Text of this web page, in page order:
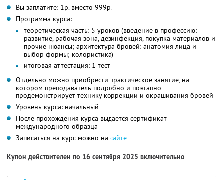
Вы заплатите: 1р. вместо 999р.
Программа курса:
теоретическая часть: 5 уроков (введение в профессию:
развитие, рабочая зона, дезинфекция, покупка материалов и
прочие нюансы; архитектура бровей: анатомия лица и
выбор формы; колористика)
итоговая аттестация: 1 тест
Отдельно можно приобрести практическое занятие, на
котором преподаватель подробно и поэтапно
продемонстрирует технику коррекции и окрашивания бровей
Уровень курса: начальный
После прохождения курса выдается сертификат
международного образца
Записаться на курс можно на сайте
Купон действителен по 16 сентября 2025 включительно